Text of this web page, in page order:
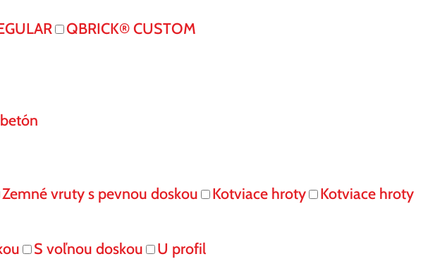
QBRICK® CUSTOM
Zemné vruty s pevnou doskou Kotviace hroty
Kotviace hroty
S voľnou doskou
U profil